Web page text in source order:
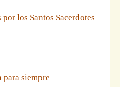
los Santos Sacerdotes
para siempre